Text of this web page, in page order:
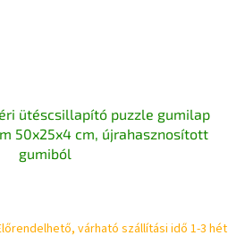
ütéscsillapító puzzle gumilap
50x25x4 cm, újrahasznosított
gumiból
várható szállítási idő 1-3 hét